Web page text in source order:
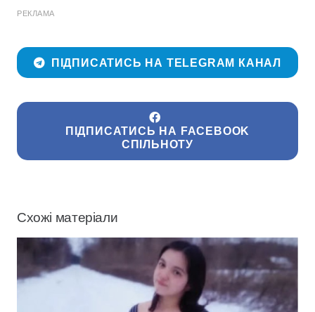
РЕКЛАМА
ПІДПИСАТИСЬ НА TELEGRAM КАНАЛ
ПІДПИСАТИСЬ НА FACEBOOK
СПІЛЬНОТУ
Схожі матеріали